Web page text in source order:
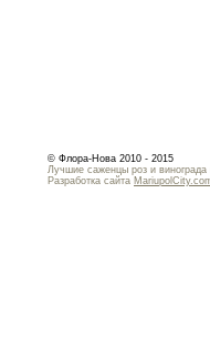
© Флора-Нова 2010 - 2015
Лучшие саженцы роз и винограда
Разработка сайта